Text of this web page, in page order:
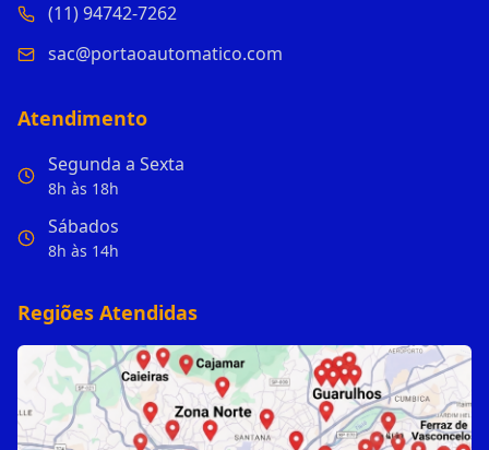
(11) 94742-7262
sac@portaoautomatico.com
Atendimento
Segunda a Sexta
8h às 18h
Sábados
8h às 14h
Regiões Atendidas